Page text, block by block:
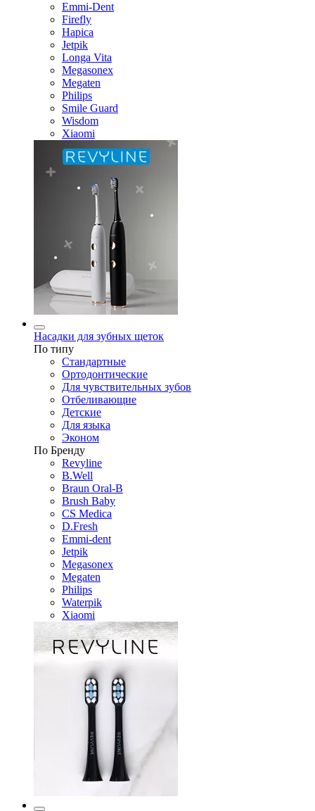
Emmi-Dent
Firefly
Hapica
Jetpik
Longa Vita
Megasonex
Megaten
Philips
Smile Guard
Wisdom
Xiaomi
Насадки для зубных щеток
По типу
Стандартные
Ортодонтические
Для чувствительных зубов
Отбеливающие
Детские
Для языка
Эконом
По Бренду
Revyline
B.Well
Braun Oral-B
Brush Baby
CS Medica
D.Fresh
Emmi-dent
Jetpik
Megasonex
Megaten
Philips
Waterpik
Xiaomi